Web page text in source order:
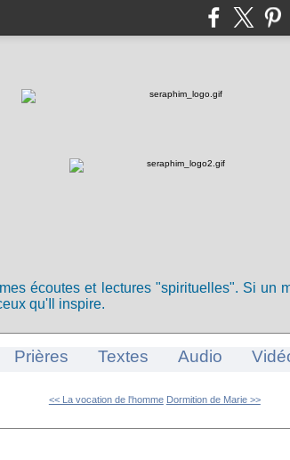
écoutes et lectures "spirituelles". Si un
qu'Il inspire.
Prières Textes Audio
<< La vocation de l'homme Dormition de Marie >>